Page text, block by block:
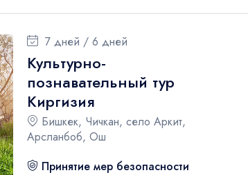
7 дней / 6 дней
Культурно-
познавательный тур
Киргизия
Бишкек, Чичкан, село Аркит,
Арсланбоб, Ош
Принятие мер безопасности